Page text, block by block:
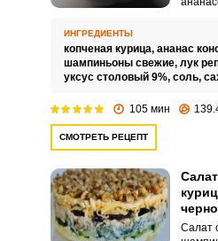
ИНГРЕДИЕНТЫ
копченая курица, ананас
шампиньоны свежие, лук
уксус столовый 9%, соль,
105 мин
СМОТРЕТЬ РЕЦЕПТ
Салат
Запомнить меня
Забыли